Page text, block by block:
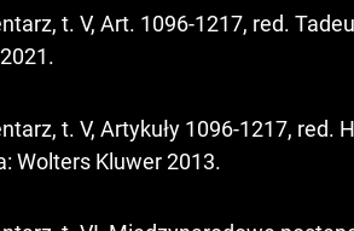
t. V, Art. 1096-1217, red.
t. V, Artykuły 1096-1217, red.
Wolters Kluwer 2013.